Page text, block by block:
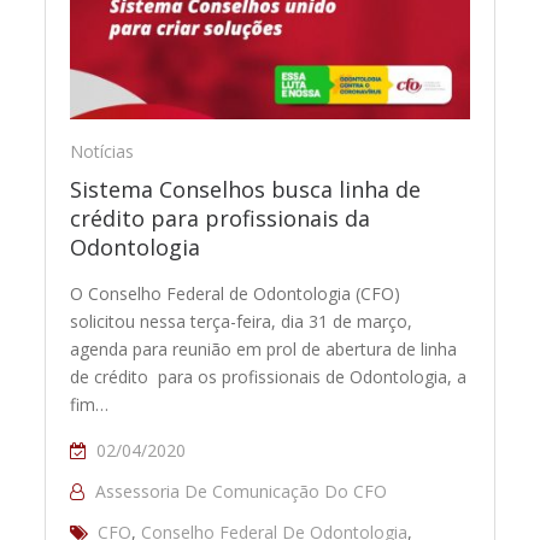
Notícias
Sistema Conselhos busca linha de
crédito para profissionais da
Odontologia
O Conselho Federal de Odontologia (CFO)
solicitou nessa terça-feira, dia 31 de março,
agenda para reunião em prol de abertura de linha
de crédito para os profissionais de Odontologia, a
fim…
02/04/2020
Assessoria De Comunicação Do CFO
CFO, Conselho Federal De Odontologia,